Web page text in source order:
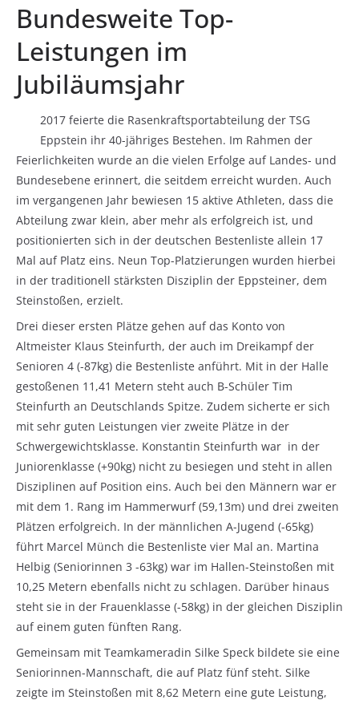
Bundesweite Top-
Leistungen im
Jubiläumsjahr
2017 feierte die Rasenkraftsportabteilung der TSG
Eppstein ihr 40-jähriges Bestehen. Im Rahmen der
Feierlichkeiten wurde an die vielen Erfolge auf Landes- und
Bundesebene erinnert, die seitdem erreicht wurden. Auch
im vergangenen Jahr bewiesen 15 aktive Athleten, dass die
Abteilung zwar klein, aber mehr als erfolgreich ist, und
positionierten sich in der deutschen Bestenliste allein 17
Mal auf Platz eins. Neun Top-Platzierungen wurden hierbei
in der traditionell stärksten Disziplin der Eppsteiner, dem
Steinstoßen, erzielt.
Drei dieser ersten Plätze gehen auf das Konto von
Altmeister Klaus Steinfurth, der auch im Dreikampf der
Senioren 4 (-87kg) die Bestenliste anführt. Mit in der Halle
gestoßenen 11,41 Metern steht auch B-Schüler Tim
Steinfurth an Deutschlands Spitze. Zudem sicherte er sich
mit sehr guten Leistungen vier zweite Plätze in der
Schwergewichtsklasse. Konstantin Steinfurth war in der
Juniorenklasse (+90kg) nicht zu besiegen und steht in allen
Disziplinen auf Position eins. Auch bei den Männern war er
mit dem 1. Rang im Hammerwurf (59,13m) und drei zweiten
Plätzen erfolgreich. In der männlichen A-Jugend (-65kg)
führt Marcel Münch die Bestenliste vier Mal an. Martina
Helbig (Seniorinnen 3 -63kg) war im Hallen-Steinstoßen mit
10,25 Metern ebenfalls nicht zu schlagen. Darüber hinaus
steht sie in der Frauenklasse (-58kg) in der gleichen Disziplin
auf einem guten fünften Rang.
Gemeinsam mit Teamkameradin Silke Speck bildete sie eine
Seniorinnen-Mannschaft, die auf Platz fünf steht. Silke
zeigte im Steinstoßen mit 8,62 Metern eine gute Leistung,